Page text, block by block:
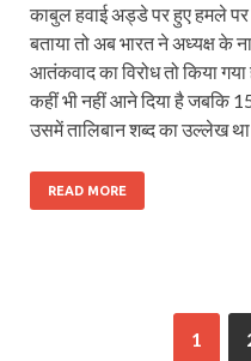
काबुल हवाई अड्डे पर हुए हमले पर
बताया तो अब भारत ने अध्यक्ष के
आतंकवाद का विरोध तो किया
कहीं भी नहीं आने दिया है जबकि
उसमें तालिबान शब्द का उल्लेख
READ MORE
1